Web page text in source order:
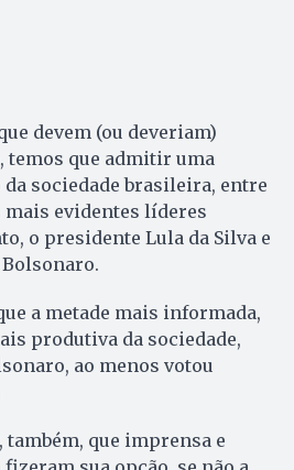
devem (ou deveriam)
temos que admitir uma
sociedade brasileira, entre
evidentes líderes
o presidente Lula da Silva e
a metade mais informada,
produtiva da sociedade,
ao menos votou
também, que imprensa e